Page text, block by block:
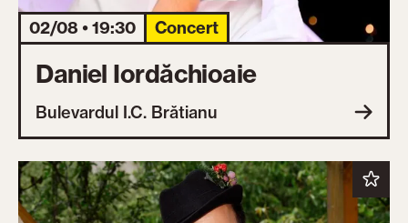
02/08 • 19:30 Concert
Daniel Iordăchioaie
Bulevardul I.C. Brătianu